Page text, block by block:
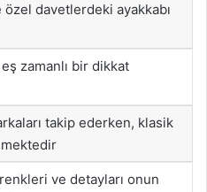
özel davetlerdeki ayakkabı
zamanlı bir dikkat
takip ederken, klasik
renkleri ve detayları onun